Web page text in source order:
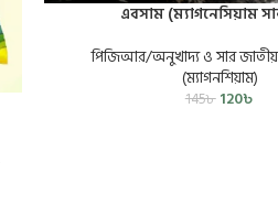
এবসাম (ম্যাগনেসিয়াম
পিজিআর/অনুখাদ্য ও সার
(ম্যাগনশিয়াম)
145৳ 120৳